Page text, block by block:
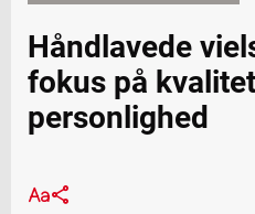
Håndlavede
fokus på
personlighed